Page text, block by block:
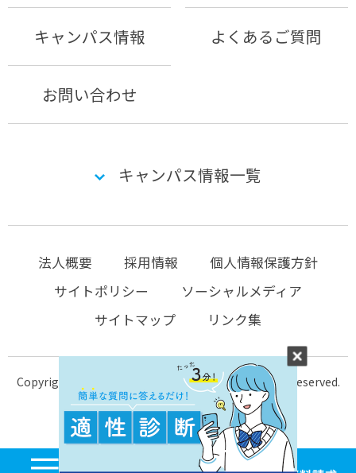
キャンパス情報 よくあるご質問
お問い合わせ
キャンパス情報一覧
法人概要 採用情報
個人情報保護方針
サイトポリシー
ソーシャルメディア
サイトマップ
リンク集
Copyright © 2004-2026 KTC-school.com All Rights Reserved.